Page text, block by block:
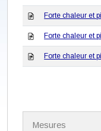
Forte chaleur et
Forte chaleur et
Forte chaleur et
Mesures